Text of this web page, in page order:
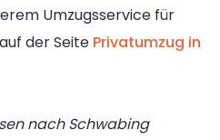
Umzugsservice für
der Seite Privatumzug in
nach Schwabing